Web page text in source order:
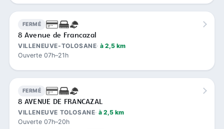
FERMÉ
8 Avenue de Francazal
VILLENEUVE-TOLOSANE à 2,5 km
Ouverte 07h–21h
FERMÉ
8 AVENUE DE FRANCAZAL
VILLENEUVE TOLOSANE à 2,5 km
Ouverte 07h–20h